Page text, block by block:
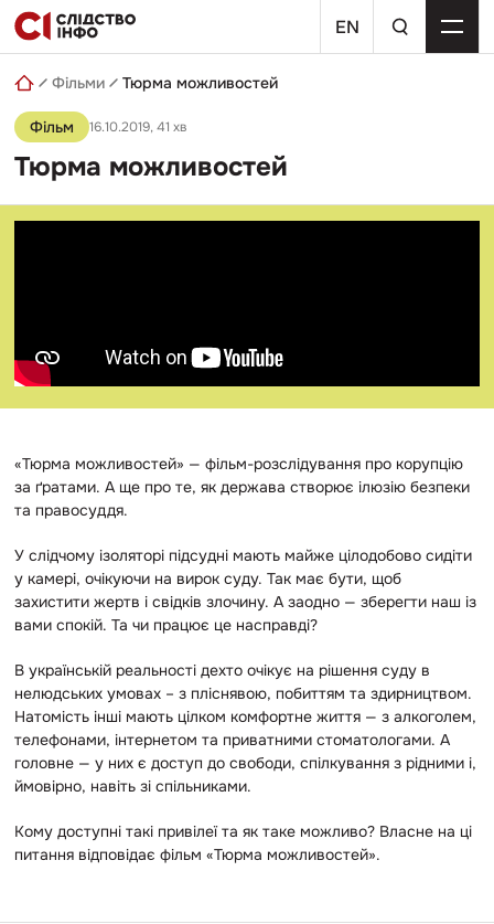
Skip
to
content
EN
пошуковий
запит
Фільми Тюрма можливостей
Фільм 16.10.2019, 41 хв
Тюрма можливостей
«Тюрма можливостей» — фільм-розслідування про корупцію
за ґратами. А ще про те, як держава створює ілюзію безпеки
та правосуддя.
У слідчому ізоляторі підсудні мають майже цілодобово сидіти
у камері, очікуючи на вирок суду. Так має бути, щоб
захистити жертв і свідків злочину. А заодно — зберегти наш із
вами спокій. Та чи працює це насправді?
В українській реальності дехто очікує на рішення суду в
нелюдських умовах – з пліснявою, побиттям та здирництвом.
Натомість інші мають цілком комфортне життя — з алкоголем,
телефонами, інтернетом та приватними стоматологами. А
головне — у них є доступ до свободи, спілкування з рідними і,
ймовірно, навіть зі спільниками.
Кому доступні такі привілеї та як таке можливо? Власне на ці
питання відповідає фільм «Тюрма можливостей».